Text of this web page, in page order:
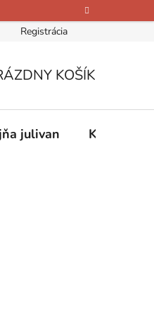
O nás Hodnotenie obchodu
Registrácia
KOŠÍK
julivan Kontakty